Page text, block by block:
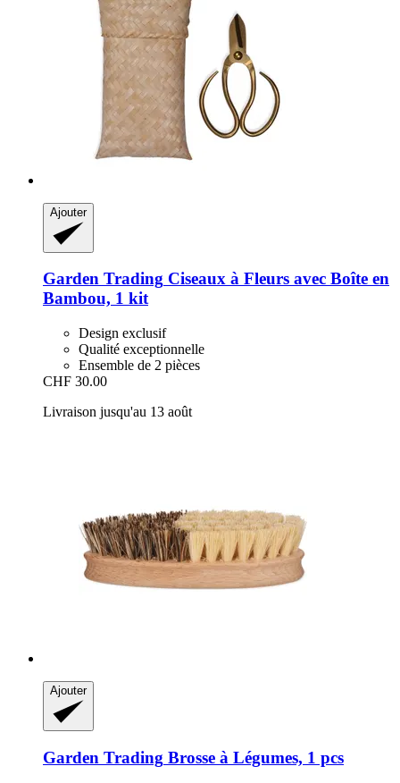
Ajouter
Garden Trading Ciseaux à Fleurs avec Boîte en
Bambou, 1 kit
Design exclusif
Qualité exceptionnelle
Ensemble de 2 pièces
CHF 30.00
Livraison jusqu'au 13 août
Ajouter
Garden Trading Brosse à Légumes, 1 pcs